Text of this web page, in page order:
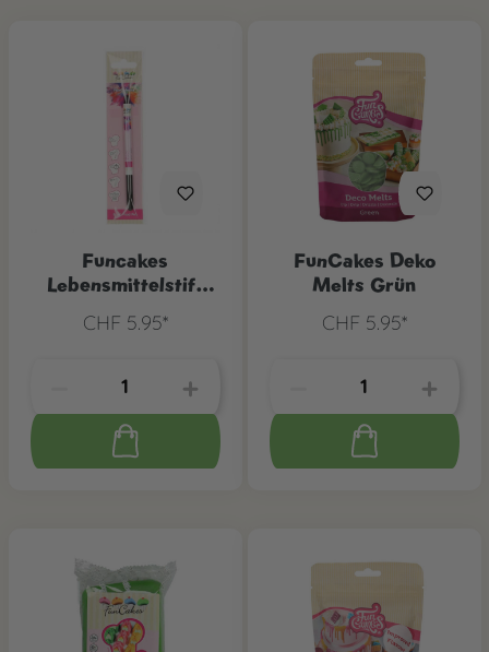
Funcakes
Lebensmittelstift
CHF 5.95*
FunCakes Deko
Melts Grün
CHF 5.95*